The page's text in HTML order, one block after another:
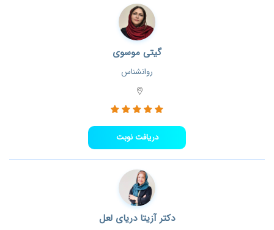
گیتی موسوی
روانشناس
دریافت نوبت
دکتر آزیتا دریای لعل